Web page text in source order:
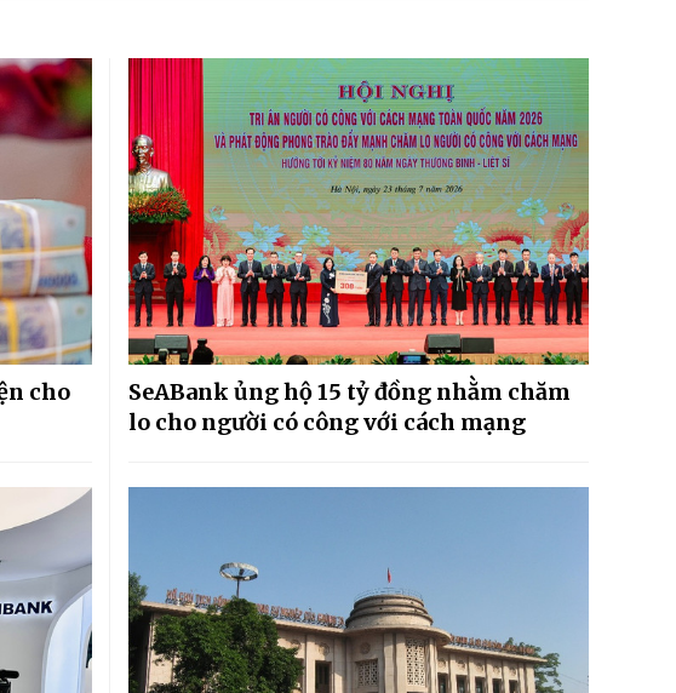
cho
SeABank ủng hộ 15 tỷ đồng nhằm chăm
lo cho người có công với cách mạng